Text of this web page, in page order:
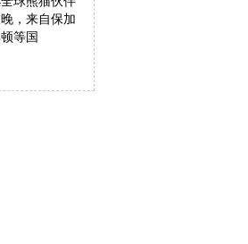
，来自保加
等国